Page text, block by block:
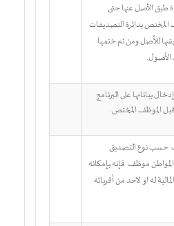
الأصل عنها حتى
بدائرة التصديقات
للأصل ومن ثم ختمها
.
بياناتها على البرنامج
الموظف المختص.
حسب نوع التصديق
موظف فإنه بإمكانه
له او لاحد من أقربائه